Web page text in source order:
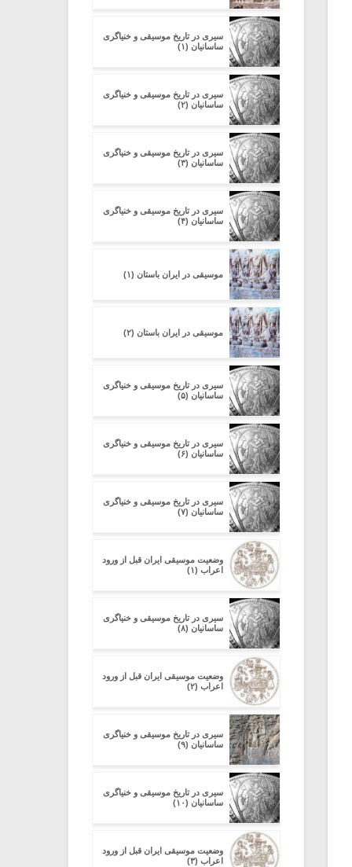
سیری در تاریخ موسیقی و خنیاگری
ساسانیان (۱)
سیری در تاریخ موسیقی و خنیاگری
ساسانیان (۲)
سیری در تاریخ موسیقی و خنیاگری
ساسانیان (۳)
سیری در تاریخ موسیقی و خنیاگری
ساسانیان (۴)
موسیقی در ایران باستان (۱)
موسیقی در ایران باستان (۲)
سیری در تاریخ موسیقی و خنیاگری
ساسانیان (۵)
سیری در تاریخ موسیقی و خنیاگری
ساسانیان (۶)
سیری در تاریخ موسیقی و خنیاگری
ساسانیان (۷)
وضعیت موسیقی ایران قبل از ورود
اعراب (۱)
سیری در تاریخ موسیقی و خنیاگری
ساسانیان (۸)
وضعیت موسیقی ایران قبل از ورود
اعراب (۲)
سیری در تاریخ موسیقی و خنیاگری
ساسانیان (۹)
سیری در تاریخ موسیقی و خنیاگری
ساسانیان (۱۰)
وضعیت موسیقی ایران قبل از ورود
اعراب (۳)